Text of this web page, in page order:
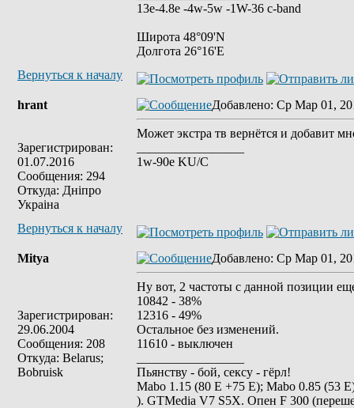
13е-4.8е -4w-5w -1W-36 c-band
Широта 48°09'N
Долгота 26°16'E
Вернуться к началу
hrant
Зарегистрирован:
01.07.2016
Сообщения: 294
Откуда: Днiпро
Украiна
Добавлено: Ср Мар 01,
Может экстра тв вернётся и добавит
1w-90e KU/C
Вернуться к началу
Mitya
Зарегистрирован:
29.06.2004
Сообщения: 208
Откуда: Belarus;
Bobruisk
Добавлено: Ср Мар 01,
Ну вот, 2 частоты с данной позиции
10842 - 38%
12316 - 49%
Остальное без изменений.
11610 - выключен
Пьянству - бой, сексу - гёрл!
Mabo 1.15 (80 Е +75 E); Mabo 0.85 (53
). GTMedia V7 S5X. Опен F 300